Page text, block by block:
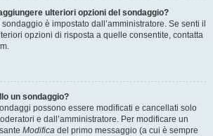
ulteriori opzioni del sondaggio?
è impostato dall’amministratore. Se senti il
opzioni di risposta a quelle consentite, contatta
un sondaggio?
possono essere modificati e cancellati solo
e dall’amministratore. Per modificare un
Modifica del primo messaggio (a cui è sempre